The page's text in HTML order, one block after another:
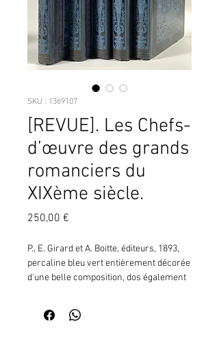
SKU : 1369107
[REVUE]. Les Chefs-
d’œuvre des grands
romanciers du
XIXème siècle.
250,00 €
P., E. Girard et A. Boitte, éditeurs, 1893,
percaline bleu vert entièrement décorée
d'une belle composition, dos également
¦Nombreuses illustrations en noir et
blanc de Doré, Férat, Lix, Neuville,